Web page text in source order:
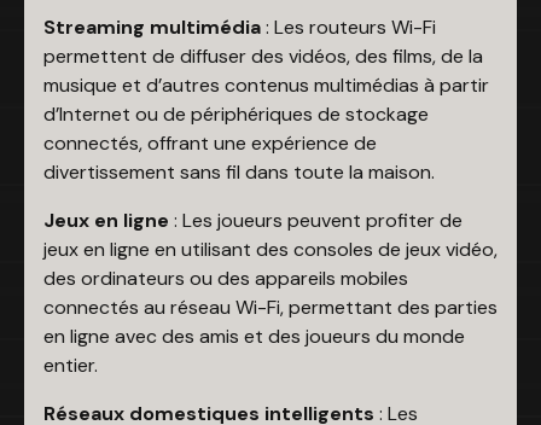
Streaming multimédia: Les routeurs Wi-Fi
permettent de diffuser des vidéos, des films, de la
musique et d’autres contenus multimédias à partir
d’Internet ou de périphériques de stockage
connectés, offrant une expérience de
divertissement sans fil dans toute la maison.
Jeux en ligne : Les joueurs peuvent profiter de
jeux en ligne en utilisant des consoles de jeux vidéo,
des ordinateurs ou des appareils mobiles
connectés au réseau Wi-Fi, permettant des parties
en ligne avec des amis et des joueurs du monde
entier.
Réseaux domestiques intelligents : Les